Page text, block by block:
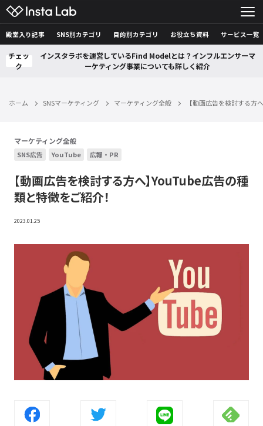
殿堂入り記事 SNS別カテゴリ 目的別カテゴリ お役立ち資料 サービス一覧
チェッ
ク
インスタラボを運営しているFind Modelとは？インフルエンサーマ
ーケティング事業についても詳しく紹介
ホーム SNSマーケティング マーケティング全般 【動画広告を検討する方
マーケティング全般
SNS広告 YouTube 広報・PR
【動画広告を検討する方へ】YouTube広告の種
類と特徴をご紹介！
2023.01.25